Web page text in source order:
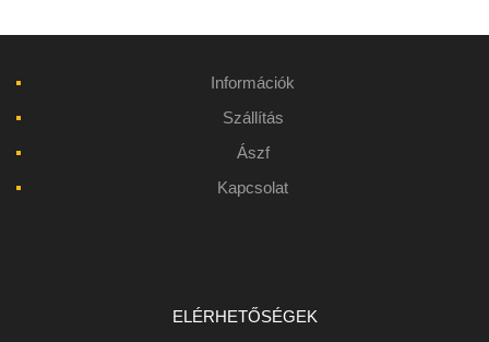
Információk
Szállítás
Ászf
Kapcsolat
ELÉRHETŐSÉGEK